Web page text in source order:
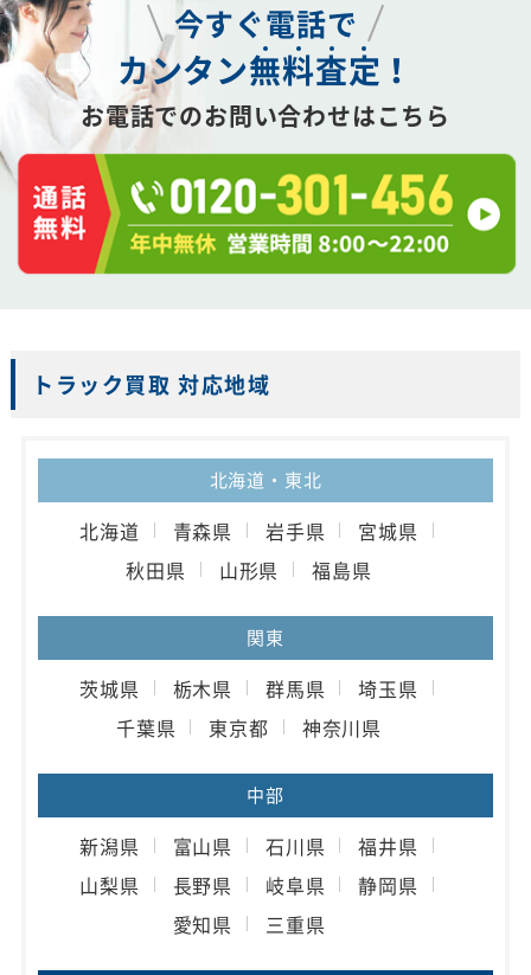
今すぐ電話で
カンタン無料査定 ！
お電話でのお問い合わせはこちら
トラック買取 対応地域
北海道・東北
北海道 青森県 岩手県
宮城県
秋田県
山形県 福島県
関東
茨城県 栃木県 群馬県
埼玉県
千葉県
東京都 神奈川県
中部
新潟県 富山県 石川県
福井県
山梨県
長野県 岐阜県
静岡県
愛知県
三重県